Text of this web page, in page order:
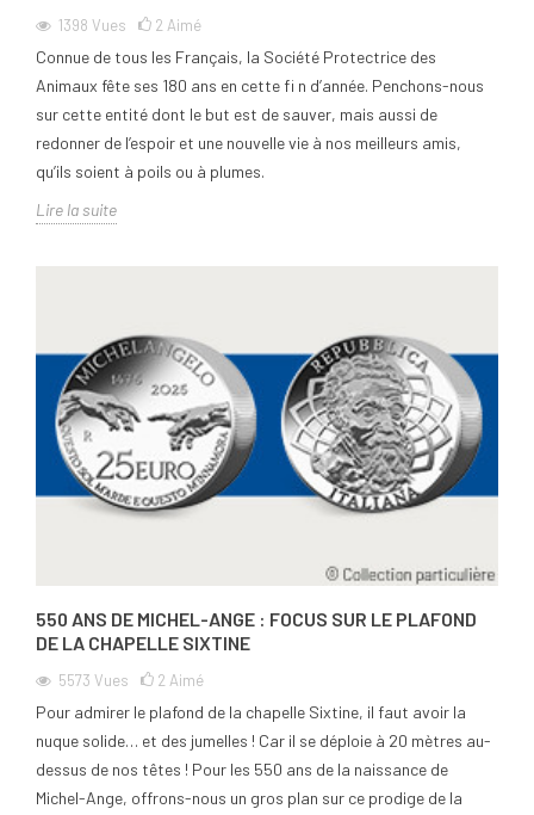
1398 Vues 2 Aimé
Connue de tous les Français, la Société Protectrice des
Animaux fête ses 180 ans en cette fi n d’année. Penchons-nous
sur cette entité dont le but est de sauver, mais aussi de
redonner de l’espoir et une nouvelle vie à nos meilleurs amis,
qu’ils soient à poils ou à plumes.
Lire la suite
550 ANS DE MICHEL-ANGE : FOCUS SUR LE PLAFOND
DE LA CHAPELLE SIXTINE
5573 Vues 2Aimé
Pour admirer le plafond de la chapelle Sixtine, il faut avoir la
nuque solide… et des jumelles ! Car il se déploie à 20 mètres au-
dessus de nos têtes ! Pour les 550 ans de la naissance de
Michel-Ange, offrons-nous un gros plan sur ce prodige de la